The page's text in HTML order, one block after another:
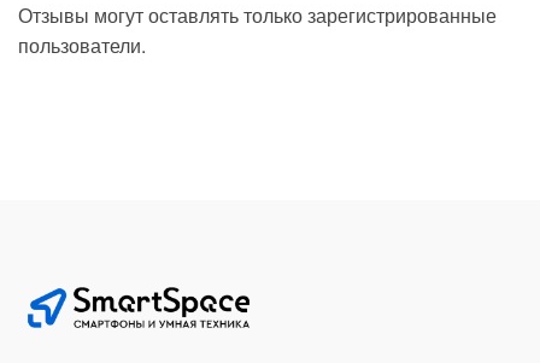
Отзывы могут оставлять только зарегистрированные
пользователи.